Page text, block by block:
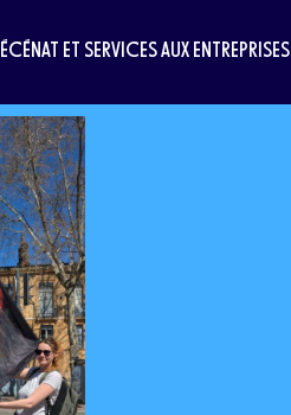
ET SERVICES AUX ENTREPRISES